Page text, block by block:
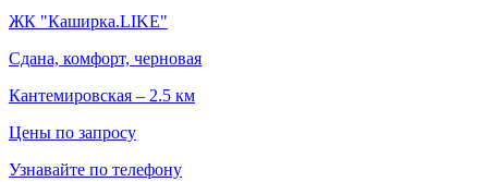
ЖК "Каширка.LIKE"
Сдана, комфорт, черновая
Кантемировская – 2.5 км
Цены по запросу
Узнавайте по телефону